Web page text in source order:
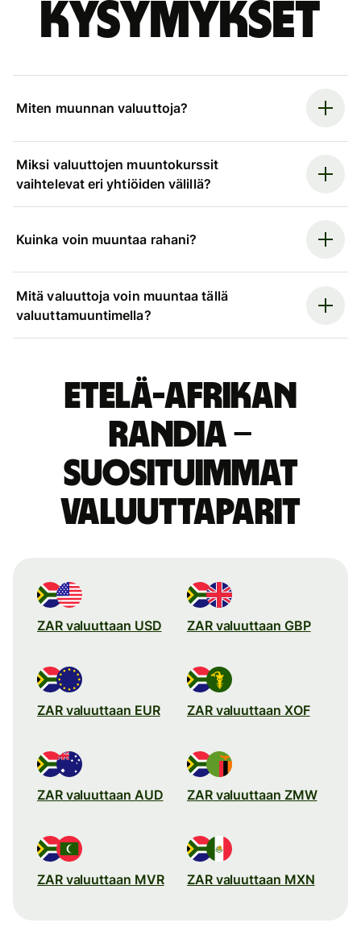
kysymykset
Miten muunnan valuuttoja?
Miksi valuuttojen muuntokurssit
vaihtelevat eri yhtiöiden välillä?
Kuinka voin muuntaa rahani?
Mitä valuuttoja voin muuntaa tällä
valuuttamuuntimella?
Etelä-Afrikan
randia –
suosituimmat
valuuttaparit
ZAR valuuttaan USD ZAR valuuttaan GBP
ZAR valuuttaan EUR ZAR valuuttaan XOF
ZAR valuuttaan AUD ZAR valuuttaan ZMW
ZAR valuuttaan MVR ZAR valuuttaan MXN